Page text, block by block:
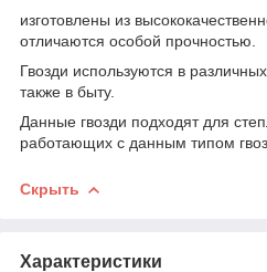
изготовлены из
отличаются особой прочностью.
Гвозди используются в
также в быту.
Данные гвозди подходят для
работающих с данным типом
Скрыть
Характеристики